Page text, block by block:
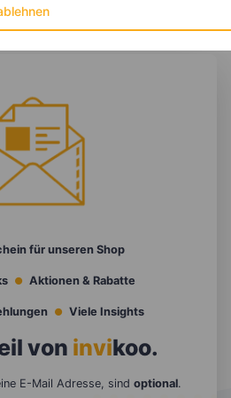
für unseren Shop
Aktionen & Rabatte
Viele Insights
von invikoo.
E-Mail Adresse, sind optional.